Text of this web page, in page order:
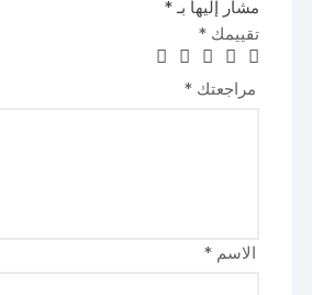
مشار إليها بـ*
تقييمك*
مراجعتك*
الاسم*